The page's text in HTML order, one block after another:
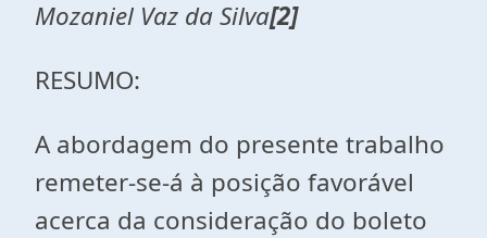
Mozaniel Vaz da Silva[2]
RESUMO:
A abordagem do presente trabalho
remeter-se-á à posição favorável
acerca da consideração do boleto